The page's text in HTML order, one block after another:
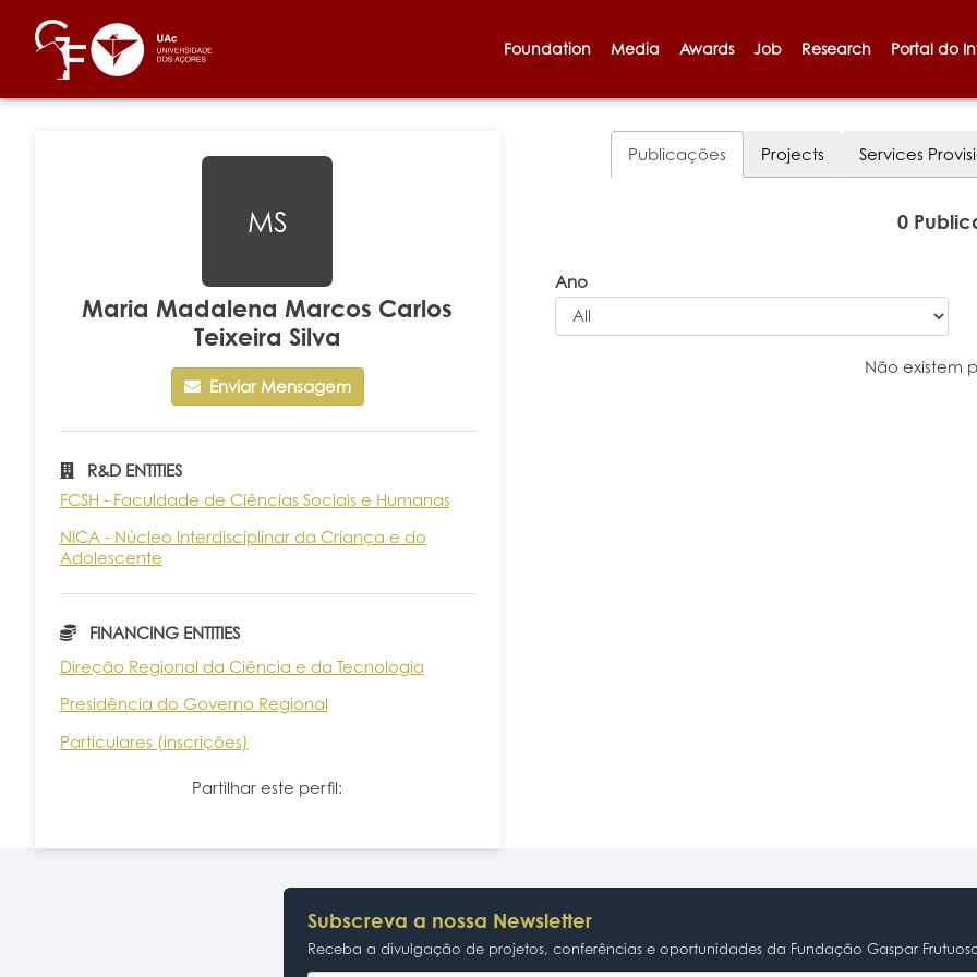
Foundation Media Awards Job Research Portal do
MS
Maria Madalena Marcos Carlos
Teixeira Silva
Enviar Mensagem
R&D ENTITIES
FCSH - Faculdade de Ciências Sociais e Humanas
NICA - Núcleo Interdisciplinar da Criança e do
Adolescente
FINANCING ENTITIES
Direção Regional da Ciência e da Tecnologia
Presidência do Governo Regional
Particulares (inscrições)
Partilhar este perfil:
Publicações Projects Services
0
Ano
Não existem
Subscreva a nossa Newsletter
Receba a divulgação de projetos, conferências e oportunidades da Fundação Gaspar